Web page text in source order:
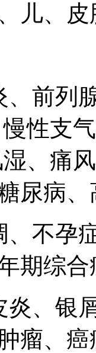
儿、
前列腺
性支
、痛
尿病
不孕症
期综合
、银屑
瘤、